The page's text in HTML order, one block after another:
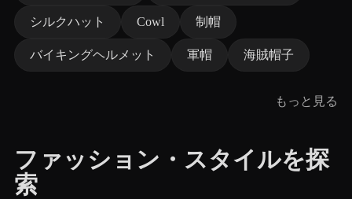
シルクハット Cowl 制帽
バイキングヘルメット 軍帽 海賊帽子
もっと見る
ファッション・スタイルを探
索